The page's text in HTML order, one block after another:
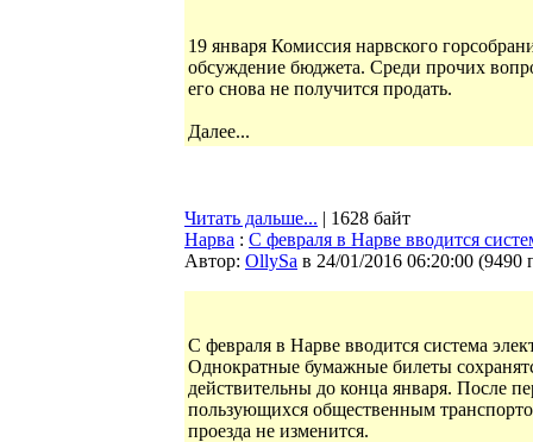
19 января Комиссия нарвского
обсуждение бюджета. Среди прочих
его снова не получится продать.
Далее...
Читать дальше... | 1628 байт
Нарва : С февраля в Нарве вводится
Автор: OllySa в 24/01/2016 06:20:00 (9490
С февраля в Нарве вводится система
Однократные бумажные билеты
действительны до конца января. После
пользующихся общественным
проезда не изменится.